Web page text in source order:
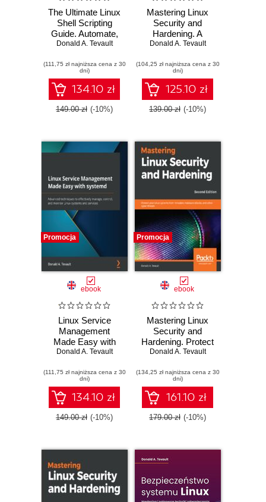
The Ultimate Linux
Shell Scripting
Guide. Automate,
Optimize, and
with Linux Shell
Scripting
Donald A. Tevault
(111,75 zł najniższa cena z 30
dni)
134.10 zł
149.00 zł (-10%)
Mastering Linux
Security and
Hardening. A
practical guide to
Linux system from
cyber attacks -
Third Edition
Donald A. Tevault
(104,25 zł najniższa cena z 30
dni)
125.10 zł
139.00 zł (-10%)
Promocja
ebook
Linux Service
Management
Made Easy with
systemd.
techniques to
effectively
manage, control,
and monitor Linux
systems and
Donald A. Tevault
(111,75 zł najniższa cena z 30
dni)
134.10 zł
149.00 zł (-10%)
Promocja
ebook
Mastering Linux
Security and
Hardening. Protect
your Linux
intruders, malware
attacks, and other
cyber threats -
Second Edition
Donald A. Tevault
(134,25 zł najniższa cena z 30
dni)
161.10 zł
179.00 zł (-10%)